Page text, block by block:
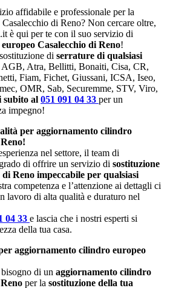
affidabile e professionale per la
di Reno? Non cercare oltre,
è qui per te con il suo servizio di
Casalecchio di Reno!
di serrature di qualsiasi
AGB, Atra, Bellitti, Bonaiti, Cisa, CR,
Fiam, Fichet, Giussani, ICSA, Iseo,
OMR, Sab, Securemme, STV, Viro,
subito al 051 091 04 33 per un
impegno!
per aggiornamento cilindro
nel settore, il team di
di offrire un servizio di sostituzione
Reno impeccabile per qualsiasi
competenza e l’attenzione ai dettagli ci
lavoro di alta qualità e duraturo nel
04 33 e lascia che i nostri esperti si
della tua casa.
aggiornamento cilindro europeo
di un aggiornamento cilindro
per la sostituzione della tua